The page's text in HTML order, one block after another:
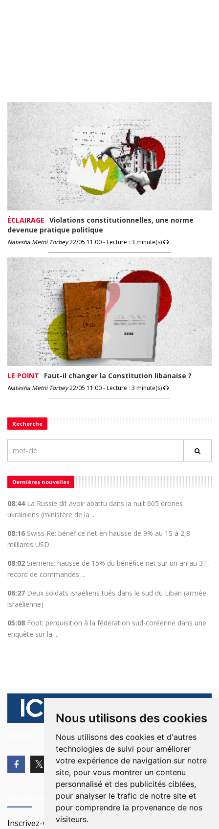
Nous utilisons des cookies
Nous utilisons des cookies et d'autres
technologies de suivi pour améliorer
votre expérience de navigation sur notre
site, pour vous montrer un contenu
personnalisé et des publicités ciblées,
pour analyser le trafic de notre site et
pour comprendre la provenance de nos
visiteurs.
ÉCLAIRAGE Violations constitutionnelles, une norme
devenue pratique politique
Natasha Metni Torbey22/05 11:00 - Lecture : 3 minute(s)
LE POINT Faut-il changer la Constitution libanaise ?
Natasha Metni Torbey22/05 11:00 - Lecture : 3 minute(s)
Recherche
Dernières nouvelles
08:44 La Russie dit avoir abattu dans la nuit 605 drones
ukrainiens (ministère de la ...
08:16 Swiss Re: bénéfice net en hausse de 9% au 1S à 2,8
milliards USD
08:02 Siemens: hausse de 15% du bénéfice net sur un an au 3T,
record de commandes ...
06:27 Deux soldats israéliens tués dans le sud du Liban (armée
israélienne)
05:08 Foot: perquisition à la fédération sud-coréenne dans une
enquête sur la ...
© 2026 Ici Beyrouth. Tous les droits sont réservés.
Inscrivez-vous à notre Newsletter